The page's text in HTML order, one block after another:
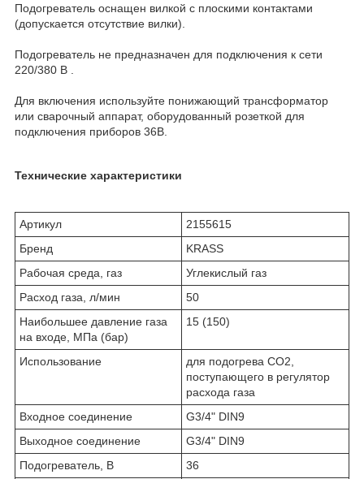
Подогреватель оснащен вилкой с плоскими контактами
(допускается отсутствие вилки).
Подогреватель не предназначен для подключения к сети
220/380 В .
Для включения используйте понижающий трансформатор
или сварочный аппарат, оборудованный розеткой для
подключения приборов 36В.
Технические характеристики
Артикул
2155615
Бренд
KRASS
Рабочая среда, газ
Углекислый газ
Расход газа, л/мин
50
Наибольшее давление газа
на входе, МПа (бар)
15 (150)
Использование
для подогрева CO2,
поступающего в регулятор
расхода газа
Входное соединение
G3/4" DIN9
Выходное соединение
G3/4" DIN9
Подогреватель, В
36